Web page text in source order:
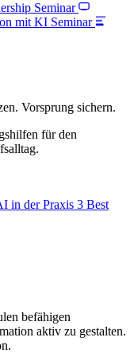
Seminar
mit KI Seminar
Vorsprung sichern.
für den
in der Praxis 3 Best
befähigen
aktiv zu gestalten.